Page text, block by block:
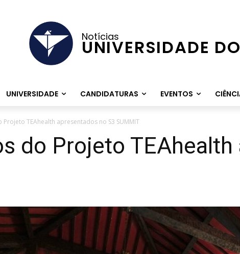
Notícias
UNIVERSIDADE
UNIVERSIDADE CANDIDATURAS EVENTOS
Projeto TEAhealth apresentados no S3 SUMMIT
do Projeto